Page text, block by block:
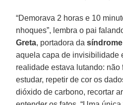
“Demorava 2 horas e 10
nhoques”, lembra o pai
Greta, portadora da
aquela capa de invisibilidade
realidade estava lutando: não
estudar, repetir de cor os
dióxido de carbono, recortar